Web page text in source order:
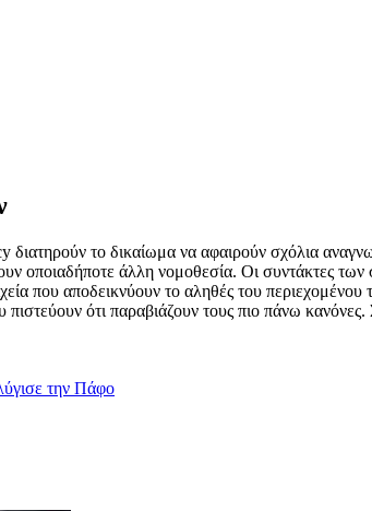
διατηρούν το δικαίωμα να αφαιρούν σχόλια
οποιαδήποτε άλλη νομοθεσία. Οι συντάκτες
που αποδεικνύουν το αληθές του
ότι παραβιάζουν τους πιο πάνω
την Πάφο